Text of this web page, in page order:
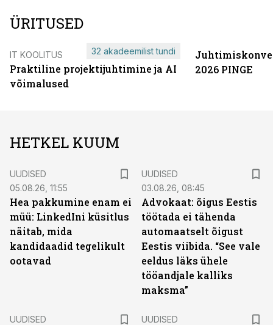
ÜRITUSED
IT KOOLITUS
Praktiline projektijuhtimine ja AI
võimalused
32 akadeemilist tundi
2026 PINGE
HETKEL KUUM
UUDISED
05.08.26, 11:55
Hea pakkumine enam ei
müü: LinkedIni küsitlus
näitab, mida
kandidaadid tegelikult
ootavad
UUDISED
03.08.26, 08:45
Advokaat: õigus Eestis
töötada ei tähenda
automaatselt õigust
Eestis viibida. “See vale
eeldus läks ühele
tööandjale kalliks
maksma”
UUDISED
UUDISED